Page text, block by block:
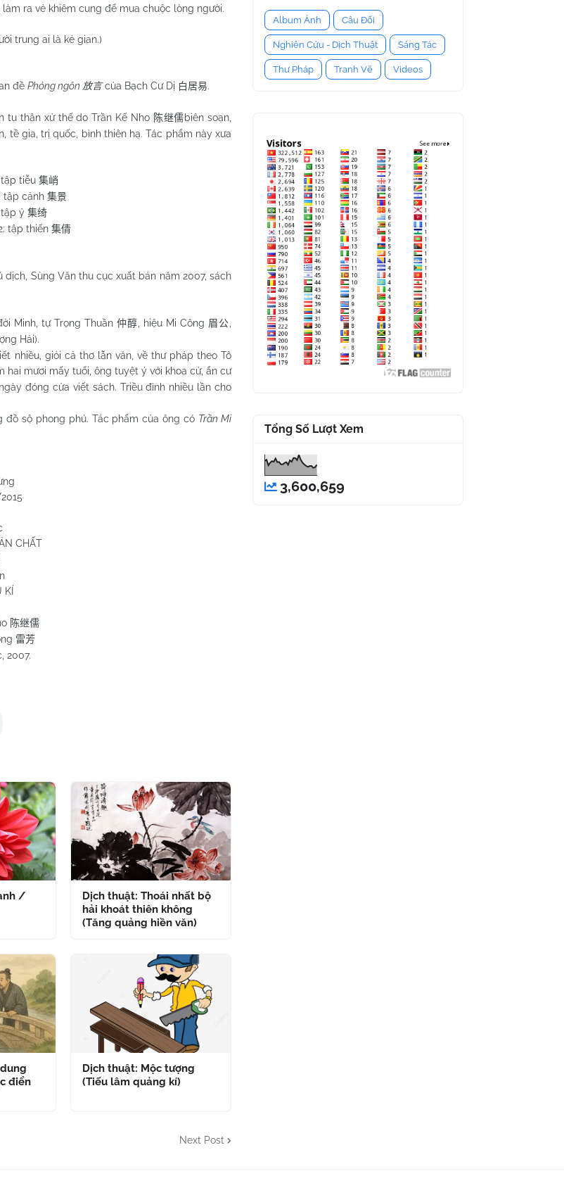
ra vẻ khiêm cung để mua chuộc lòng người.
trung ai là kẻ gian.)
đề Phóng ngôn 放言của Bạch Cư Dị 白居易.
thân xử thế do Trần Kế Nho 陈继儒 biên soạn,
tề gia, trị quốc, bình thiên hạ. Tác phẩm này xưa
tiễu 集峭
cảnh 集景
ỷ 集绮
tập thiến 集倩
dịch, Sùng Văn thu cục xuất bản năm 2007, sách
Minh, tự Trọng Thuần 仲醇, hiệu Mi Công 眉公,
Hải).
nhiều, giỏi cả thơ lẫn văn, về thư pháp theo Tô
hai mươi mấy tuổi, ông tuyệt ý với khoa cử, ẩn cư
đóng cửa viết sách. Triều đình nhiều lần cho
sộ phong phú. Tác phẩm của ông có Trần Mi
CHẤT
KÍ
陈继儒
雷芳
2007.
/
Dịch thuật: Thoái nhất bộ
hải khoát thiên không
(Tăng quảng hiền văn)
điển
Dịch thuật: Mộc tượng
(Tiếu lâm quảng kí)
Next Post
Album Ảnh Câu Đối
Nghiên Cứu - Dịch Thuật Sáng Tác
Thư Pháp Tranh Vẽ Videos
Tổng Số Lượt Xem
3,600,659